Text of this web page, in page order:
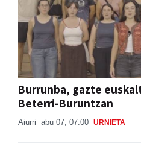
Burrunba, gazte
Beterri-Buruntzan
Aiurri abu 07, 07:00 URNIETA